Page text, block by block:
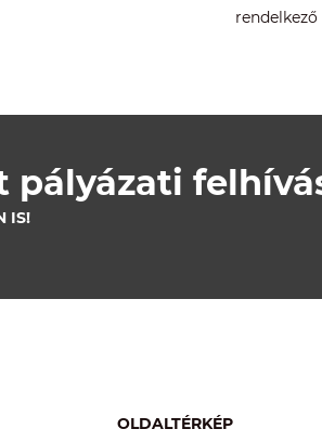
pályázati
IS!
OLDALTÉRKÉP